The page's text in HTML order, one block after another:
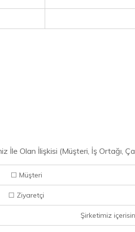
İle Olan İlişkisi (Müşteri, İş Ortağı,
☐ Müşteri
☐ Ziyaretçi
Şirketimiz